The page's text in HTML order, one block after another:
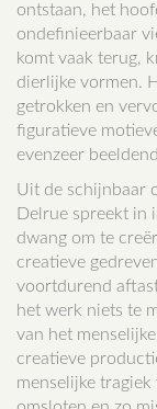
ontstaan, het
ondefinieerbaar
komt vaak terug,
dierlijke vormen.
getrokken en
figuratieve
evenzeer
Uit de schijnbaar
Delrue spreekt in
dwang om te
creatieve
voortdurend
het werk niets te
van het
creatieve
menselijke